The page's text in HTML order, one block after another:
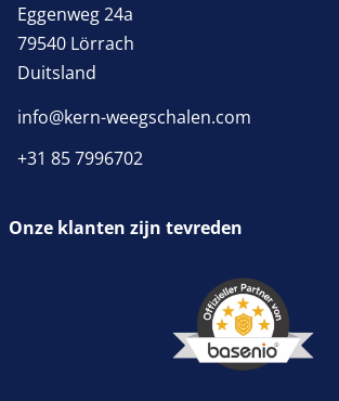
Eggenweg 24a
79540 Lörrach
Duitsland
info@kern-weegschalen.com
+31 85 7996702
Onze klanten zijn tevreden